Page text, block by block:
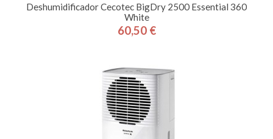
Deshumidificador Cecotec BigDry 2500 Essential 360
White
Precio
60,50 €